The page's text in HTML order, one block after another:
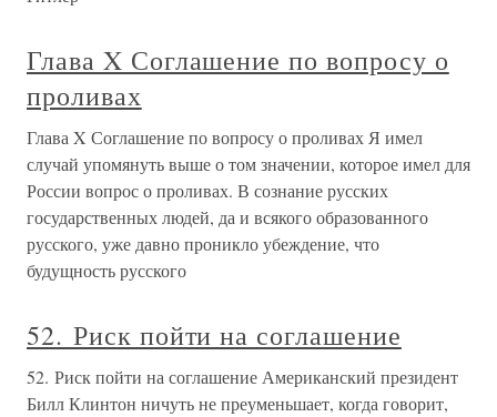
Глава X Соглашение по вопросу о
проливах
Глава X Соглашение по вопросу о проливах Я имел
случай упомянуть выше о том значении, которое имел для
России вопрос о проливах. В сознание русских
государственных людей, да и всякого образованного
русского, уже давно проникло убеждение, что
будущность русского
52. Риск пойти на соглашение
52. Риск пойти на соглашение Американский президент
Билл Клинтон ничуть не преуменьшает, когда говорит,